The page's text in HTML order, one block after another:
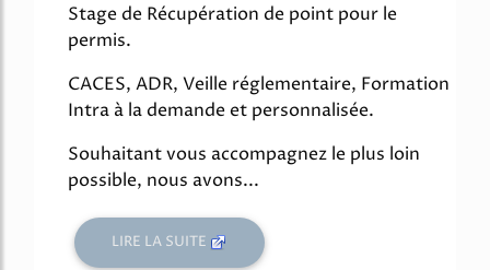
Stage de Récupération de point pour le
permis.
CACES, ADR, Veille réglementaire, Formation
Intra à la demande et personnalisée.
Souhaitant vous accompagnez le plus loin
possible, nous avons...
LIRE LA SUITE